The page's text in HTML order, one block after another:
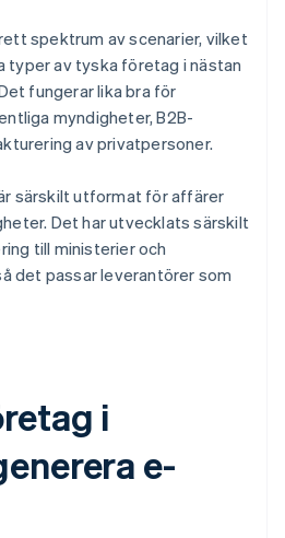
spektrum av scenarier, vilket
typer av tyska företag i nästan
fungerar lika bra för
myndigheter, B2B-
av privatpersoner.
särskilt utformat för affärer
Det har utvecklats särskilt
till ministerier och
det passar leverantörer som
i
e-